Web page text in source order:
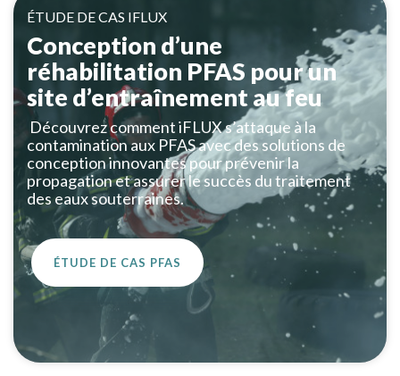
ÉTUDE DE CAS IFLUX
Conception d’une
réhabilitation PFAS pour un
site d’entraînement au feu
Découvrez comment iFLUX s’attaque à la
contamination aux PFAS avec des solutions de
conception innovantes pour prévenir la
propagation et assurer le succès du traitement
des eaux souterraines.
ÉTUDE DE CAS PFAS